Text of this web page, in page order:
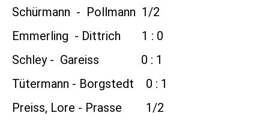
Schürmann - Pollmann 1/2
Emmerling - Dittrich 1 : 0
Schley - Gareiss 0 : 1
Tütermann - Borgstedt 0 : 1
Preiss, Lore - Prasse 1/2